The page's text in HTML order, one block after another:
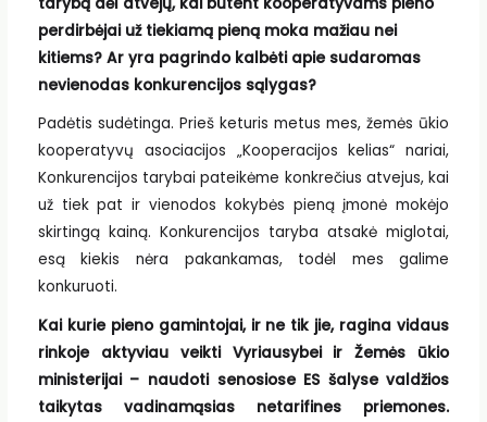
perdirbėjai už tiekiamą pieną moka mažiau nei
kitiems? Ar yra pagrindo kalbėti apie sudaromas
nevienodas konkurencijos sąlygas?
Padėtis sudėtinga. Prieš keturis metus mes, žemės ūkio
kooperatyvų asociacijos „Kooperacijos kelias“ nariai,
Konkurencijos tarybai pateikėme konkrečius atvejus, kai
už tiek pat ir vienodos kokybės pieną įmonė mokėjo
skirtingą kainą. Konkurencijos taryba atsakė miglotai,
esą kiekis nėra pakankamas, todėl mes galime
konkuruoti.
Kai kurie pieno gamintojai, ir ne tik jie, ragina vidaus
rinkoje aktyviau veikti Vyriausybei ir Žemės ūkio
ministerijai – naudoti senosiose ES šalyse valdžios
taikytas vadinamąsias netarifines priemones.